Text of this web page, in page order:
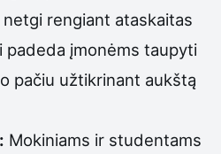
rengiant ataskaitas
padeda įmonėms taupyti
pačiu užtikrinant aukštą
Mokiniams ir studentams